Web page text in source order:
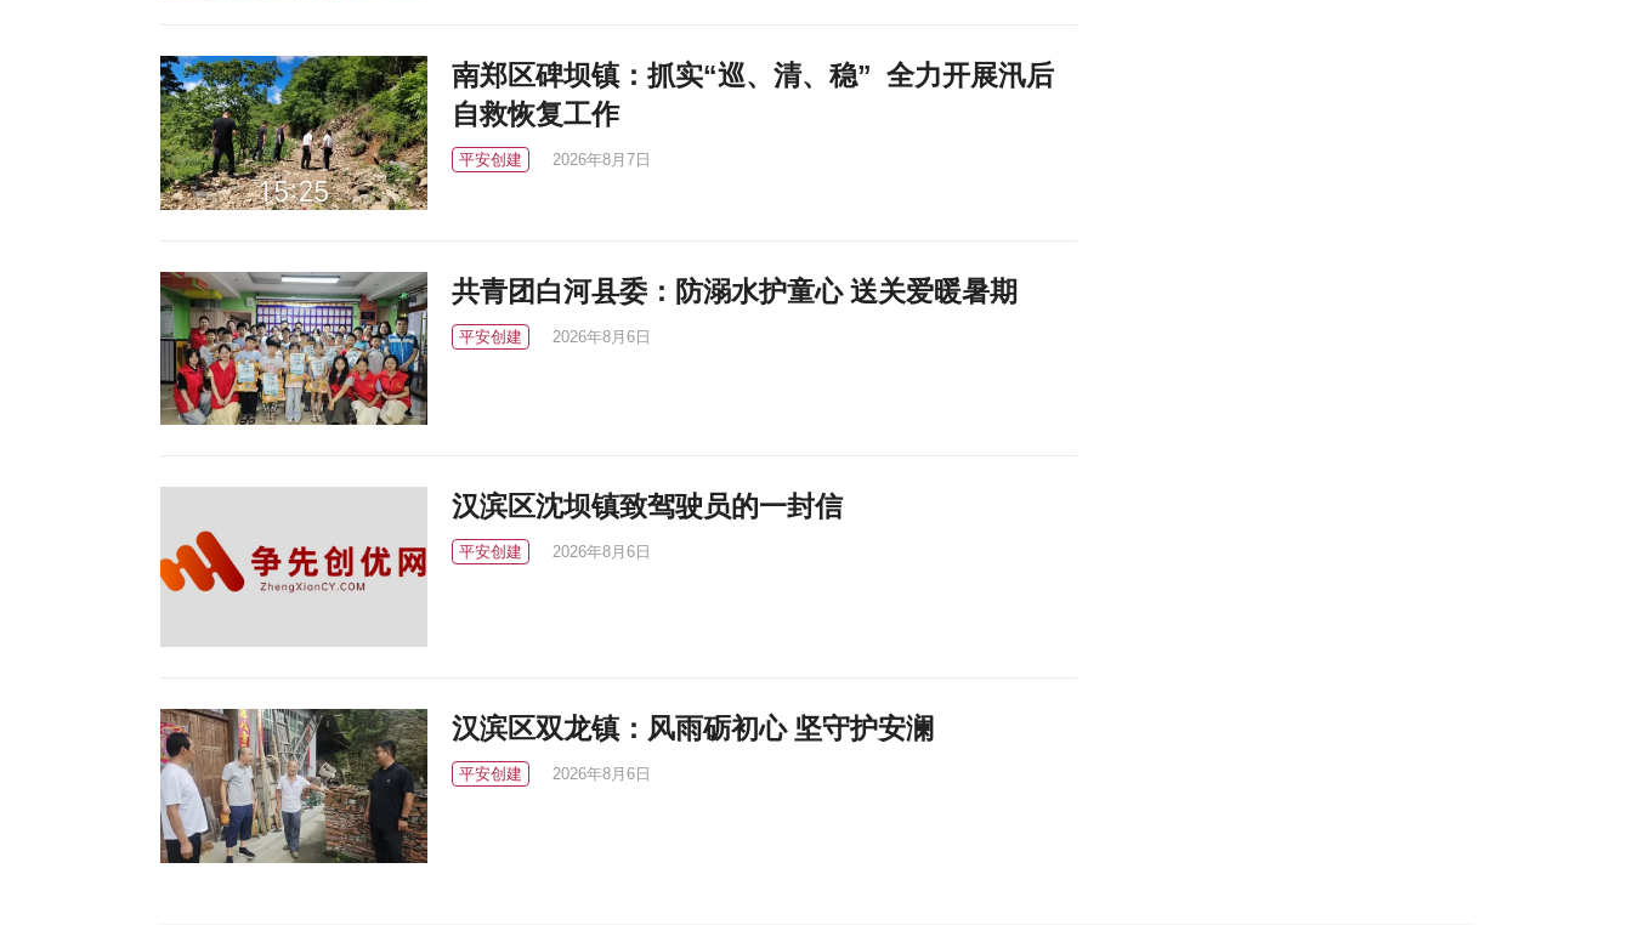
南郑区碑坝镇：抓实“巡、清、稳” 全力开展汛后
自救恢复工作
平安创建 2026年8月7日
共青团白河县委：防溺水护童心 送关爱暖暑期
平安创建 2026年8月6日
汉滨区沈坝镇致驾驶员的一封信
平安创建 2026年8月6日
汉滨区双龙镇：风雨砺初心 坚守护安澜
平安创建 2026年8月6日